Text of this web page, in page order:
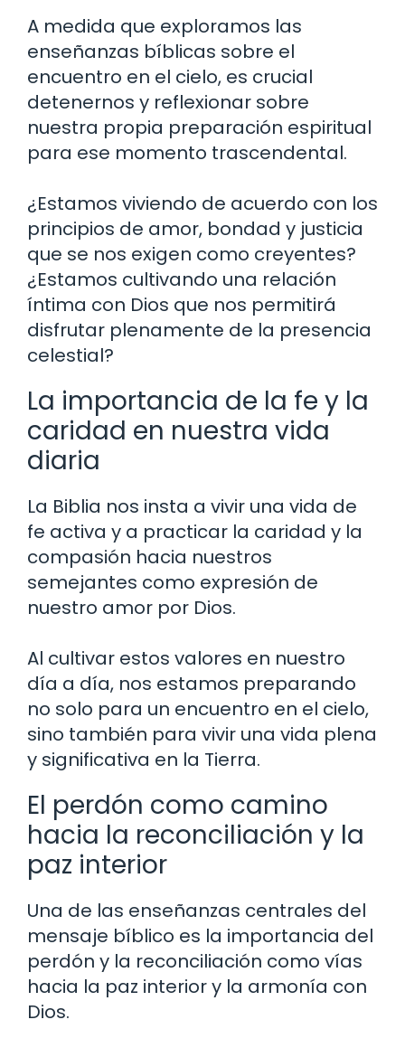
A medida que exploramos las
enseñanzas bíblicas sobre el
encuentro en el cielo, es crucial
detenernos y reflexionar sobre
nuestra propia preparación espiritual
para ese momento trascendental.
¿Estamos viviendo de acuerdo con los
principios de amor, bondad y justicia
que se nos exigen como creyentes?
¿Estamos cultivando una relación
íntima con Dios que nos permitirá
disfrutar plenamente de la presencia
celestial?
La importancia de la fe y la
caridad en nuestra vida
diaria
La Biblia nos insta a vivir una vida de
fe activa y a practicar la caridad y la
compasión hacia nuestros
semejantes como expresión de
nuestro amor por Dios.
Al cultivar estos valores en nuestro
día a día, nos estamos preparando
no solo para un encuentro en el cielo,
sino también para vivir una vida plena
y significativa en la Tierra.
El perdón como camino
hacia la reconciliación y la
paz interior
Una de las enseñanzas centrales del
mensaje bíblico es la importancia del
perdón y la reconciliación como vías
hacia la paz interior y la armonía con
Dios.